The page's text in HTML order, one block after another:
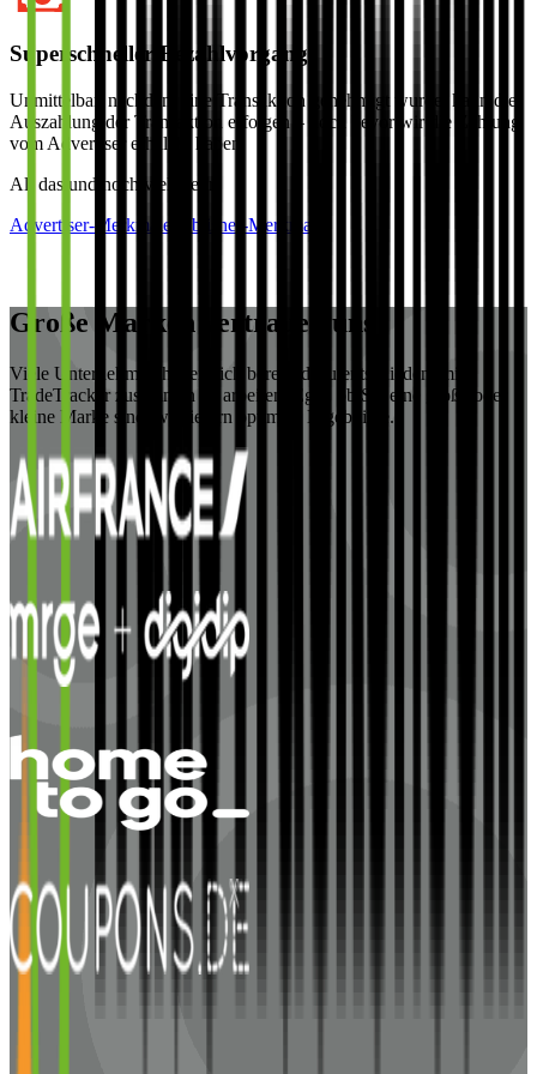
Superschneller Bezahlvorgang
Unmittelbar, nachdem eine Transaktion genehmigt wurde, kann die
Auszahlung der Transaktion erfolgen – noch bevor wir die Zahlung
vom Advertiser erhalten haben.
All das und noch viel mehr
Advertiser-Merkmale
Publisher-Merkmale
Große Marken vertrauen uns
Viele Unternehmen haben sich bereits dazu entschieden, mit
TradeTracker zusammen zu arbeiten. Egal, ob Sie eine große oder
kleine Marke sind, wir liefern optimale Ergebnisse.